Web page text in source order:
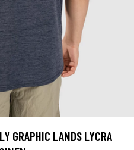
GRAPHIC LANDS LYCRA